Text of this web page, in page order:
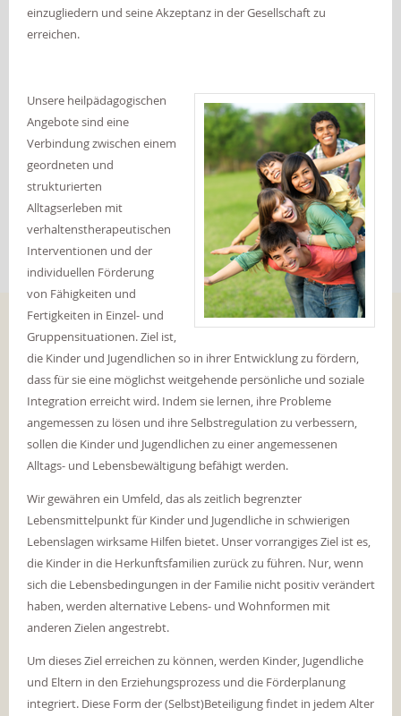
einzugliedern und seine Akzeptanz in der Gesellschaft zu
erreichen.
Unsere heilpädagogischen
Angebote sind eine
Verbindung zwischen einem
geordneten und
strukturierten
Alltagserleben mit
verhaltenstherapeutischen
Interventionen und der
individuellen Förderung
von Fähigkeiten und
Fertigkeiten in Einzel- und
Gruppensituationen. Ziel ist,
die Kinder und Jugendlichen so in ihrer Entwicklung zu fördern,
dass für sie eine möglichst weitgehende persönliche und soziale
Integration erreicht wird. Indem sie lernen, ihre Probleme
angemessen zu lösen und ihre Selbstregulation zu verbessern,
sollen die Kinder und Jugendlichen zu einer angemessenen
Alltags- und Lebensbewältigung befähigt werden.
Wir gewähren ein Umfeld, das als zeitlich begrenzter
Lebensmittelpunkt für Kinder und Jugendliche in schwierigen
Lebenslagen wirksame Hilfen bietet. Unser vorrangiges Ziel ist es,
die Kinder in die Herkunftsfamilien zurück zu führen. Nur, wenn
sich die Lebensbedingungen in der Familie nicht positiv verändert
haben, werden alternative Lebens- und Wohnformen mit
anderen Zielen angestrebt.
Um dieses Ziel erreichen zu können, werden Kinder, Jugendliche
und Eltern in den Erziehungsprozess und die Förderplanung
integriert. Diese Form der (Selbst)Beteiligung findet in jedem Alter